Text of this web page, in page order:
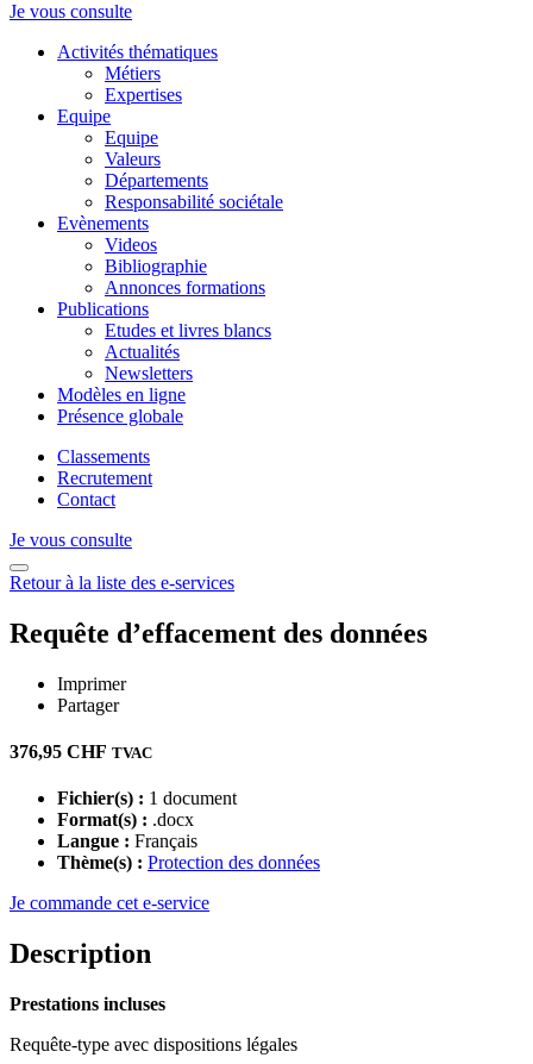
Je vous consulte
Activités thématiques
Métiers
Expertises
Equipe
Equipe
Valeurs
Départements
Responsabilité sociétale
Evènements
Videos
Bibliographie
Annonces formations
Publications
Etudes et livres blancs
Actualités
Newsletters
Modèles en ligne
Présence globale
Classements
Recrutement
Contact
Je vous consulte
Retour à la liste des e-services
Requête d’effacement des données
Imprimer
Partager
376,95 CHF TVAC
Fichier(s) : 1 document
Format(s) : .docx
Langue : Français
Thème(s) : Protection des données
Je commande cet e-service
Description
Prestations incluses
Requête-type avec dispositions légales